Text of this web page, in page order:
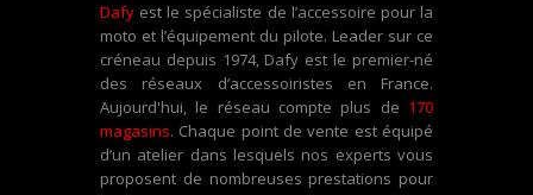
Dafy est le spécialiste de l’accessoire pour la
moto et l’équipement du pilote. Leader sur ce
créneau depuis 1974, Dafy est le premier-né
des réseaux d’accessoiristes en France.
Aujourd'hui, le réseau compte plus de 170
magasins. Chaque point de vente est équipé
d’un atelier dans lesquels nos experts vous
proposent de nombreuses prestations pour